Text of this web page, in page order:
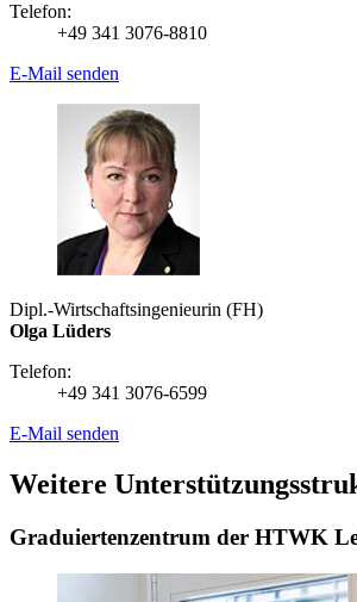
Telefon:
+49 341 3076-8810
E-Mail senden
Dipl.-Wirtschaftsingenieurin (FH)
Olga Lüders
Telefon:
+49 341 3076-6599
E-Mail senden
Weitere
Graduiertenzentrum der HTWK